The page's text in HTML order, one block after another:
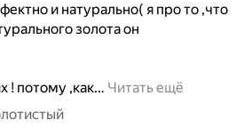
и натурально( я про то ,что
золота он
! потому ,как… Читать ещё